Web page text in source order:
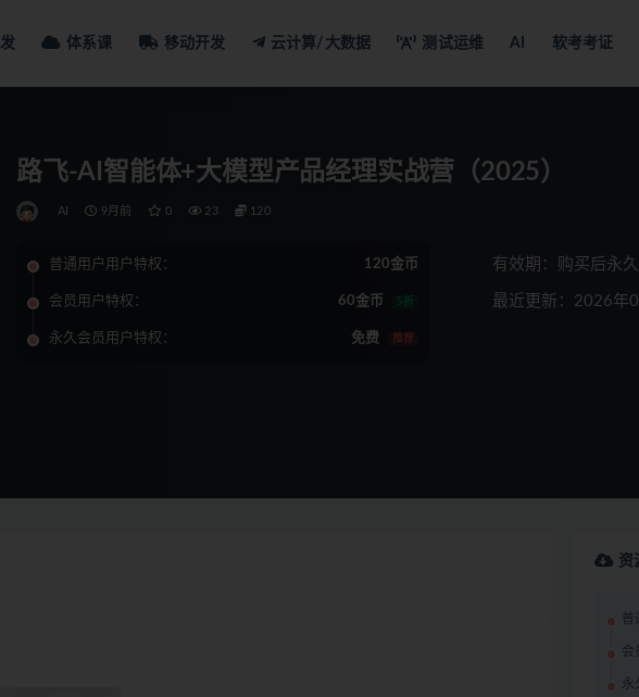
体系课 移动开发 云计算/大数据 测试运维 AI 软考考证
路飞-AI智能体+大模型产品经理实战营（2025）
AI 9月前 0 23 120
普通用户用户特权： 120金币
会员用户特权： 60金币 5折
永久会员用户特权： 免费 推荐
有效期：购买后永
最近更新：2026年
资
普
会
永